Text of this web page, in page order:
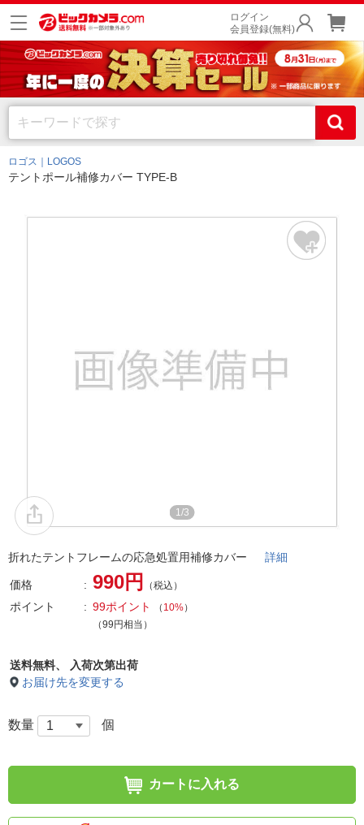
ログイン
会員登録(無料)
ロゴス｜LOGOS
テントポール補修カバー TYPE-B
1/3
折れたテントフレームの応急処置用補修カバー 詳細
価格 990円 （税込）
ポイント 99ポイント （ 10%）
（99円相当）
送料無料、
入荷次第出荷
お届け先を変更する
数量 個
カートに入れる